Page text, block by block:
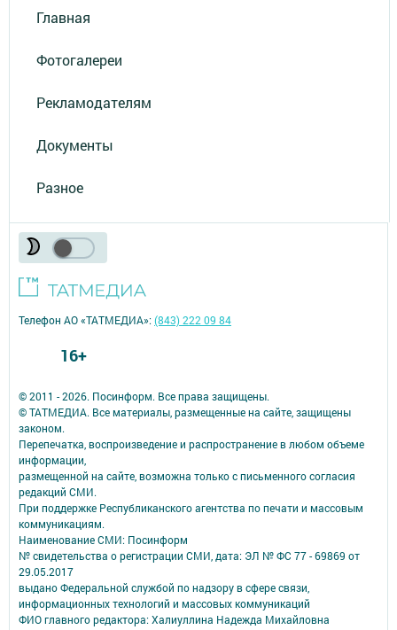
Главная
Фотогалереи
Рекламодателям
Документы
Разное
© 2011 - 2026. Посинформ. Все права защищены.
© ТАТМЕДИА. Все материалы, размещенные на сайте, защищены
законом.
Перепечатка, воспроизведение и распространение в любом объеме
информации,
размещенной на сайте, возможна только с письменного согласия
редакций СМИ.
При поддержке Республиканского агентства по печати и массовым
коммуникациям.
Наименование СМИ: Посинформ
№ свидетельства о регистрации СМИ, дата: ЭЛ № ФС 77 - 69869 от
29.05.2017
выдано Федеральной службой по надзору в сфере связи,
информационных технологий и массовых коммуникаций
ФИО главного редактора: Халиуллина Надежда Михайловна
Телефон АО «ТАТМЕДИА»:(843) 222 09 84
16+